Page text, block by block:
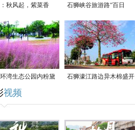
秋风起，紫菜香 石狮峡谷旅游路“百日
草”争相斗艳
湾生态公园内粉黛
盛放
石狮濠江路边异木棉盛开
视频